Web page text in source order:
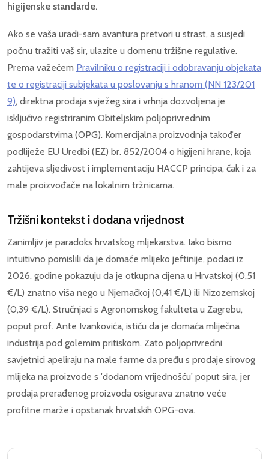
higijenske standarde.
Ako se vaša uradi-sam avantura pretvori u strast, a susjedi
počnu tražiti vaš sir, ulazite u domenu tržišne regulative.
Prema važećem Pravilniku o registraciji i odobravanju objekata
te o registraciji subjekata u poslovanju s hranom (NN 123/201
9), direktna prodaja svježeg sira i vrhnja dozvoljena je
isključivo registriranim Obiteljskim poljoprivrednim
gospodarstvima (OPG). Komercijalna proizvodnja također
podliježe EU Uredbi (EZ) br. 852/2004 o higijeni hrane, koja
zahtijeva sljedivost i implementaciju HACCP principa, čak i za
male proizvođače na lokalnim tržnicama.
Tržišni kontekst i dodana vrijednost
Zanimljiv je paradoks hrvatskog mljekarstva. Iako bismo
intuitivno pomislili da je domaće mlijeko jeftinije, podaci iz
2026. godine pokazuju da je otkupna cijena u Hrvatskoj (0,51
€/L) znatno viša nego u Njemačkoj (0,41 €/L) ili Nizozemskoj
(0,39 €/L). Stručnjaci s Agronomskog fakulteta u Zagrebu,
poput prof. Ante Ivankovića, ističu da je domaća mliječna
industrija pod golemim pritiskom. Zato poljoprivredni
savjetnici apeliraju na male farme da pređu s prodaje sirovog
mlijeka na proizvode s 'dodanom vrijednošću' poput sira, jer
prodaja prerađenog proizvoda osigurava znatno veće
profitne marže i opstanak hrvatskih OPG-ova.